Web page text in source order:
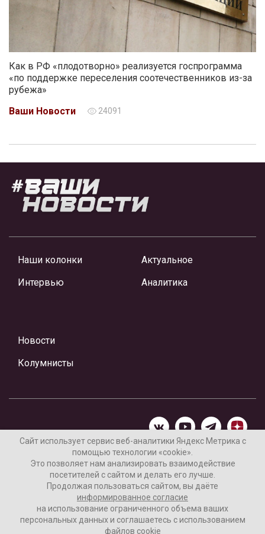
Как в РФ «плодотворно» реализуется госпрограмма
«по поддержке переселения соотечественников из-за
рубежа»
Ваши Новости
24091
Наши колонки
Интервью
Актуальное
Аналитика
Новости
Колумнисты
Материалы предоставлены редакцией Интернет-газеты
«Ваши новости»
Нашли ошибку? Выделите ее и нажмите Ctrl+Enter
Сайт использует сервис веб-аналитики Яндекс Метрика с
помощью технологии «cookie».
Это позволяет нам анализировать взаимодействие
посетителей с сайтом и делать его лучше.
Продолжая пользоваться сайтом, вы даёте
информированное согласие
на использование ограниченного объема ваших
персональных данных и соглашаетесь с использованием
файлов cookie